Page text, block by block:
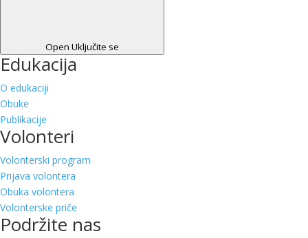
Open Uključite se
Edukacija
O edukaciji
Obuke
Publikacije
Volonteri
Volonterski program
Prijava volontera
Obuka volontera
Volonterske priče
Podržite nas